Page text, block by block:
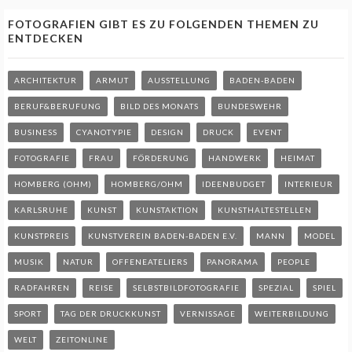
FOTOGRAFIEN GIBT ES ZU FOLGENDEN THEMEN ZU
ENTDECKEN
ARCHITEKTUR ARMUT AUSSTELLUNG BADEN-BADEN
BERUF&BERUFUNG BILD DES MONATS BUNDESWEHR
BUSINESS CYANOTYPIE DESIGN DRUCK EVENT
FOTOGRAFIE FRAU FÖRDERUNG HANDWERK HEIMAT
HOMBERG (OHM) HOMBERG/OHM IDEENBUDGET INTERIEUR
KARLSRUHE KUNST KUNSTAKTION KUNSTHALTESTELLEN
KUNSTPREIS KUNSTVEREIN BADEN-BADEN E.V. MANN MODEL
MUSIK NATUR OFFENEATELIERS PANORAMA PEOPLE
RADFAHREN REISE SELBSTBILDFOTOGRAFIE SPEZIAL SPIEL
SPORT TAG DER DRUCKKUNST VERNISSAGE WEITERBILDUNG
WELT ZEITONLINE